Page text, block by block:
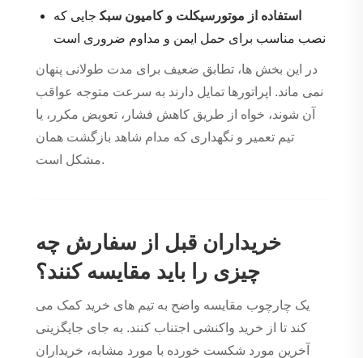
استفاده از موتورسیکلت و کامیون سبک جایی که
نصب مناسب برای حمل ایمن و مداوم ضروری است
در این بخش ها، تطابق ضعیف برای مدت طولانی پنهان
نمی ماند. اپراتورها تمایل دارند به سرعت متوجه عواقب
آن شوند، خواه از طریق کاهش فشار، تعویض مکرر، یا
تیم تعمیر و نگهداری که مدام شاهد بازگشت همان
مشکل است.
خریداران قبل از سفارش چه
چیزی را باید مقایسه کنند؟
یک چارچوب مقایسه واضح به تیم های خرید کمک می
کند تا از خرید واکنشی اجتناب کنند. به جای جایگزینی
آخرین مورد شکست خورده با مورد مشابه، خریداران